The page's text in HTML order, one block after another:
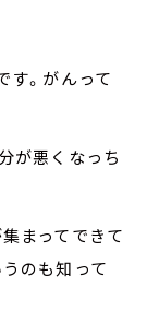
す。がんって
が悪くなっち
まってできて
のも知って